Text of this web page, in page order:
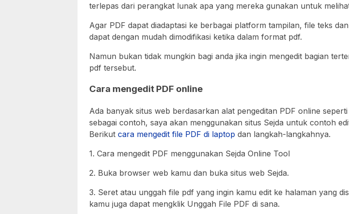
terlepas dari perangkat lunak apa yang mereka gunakan untuk
Agar PDF dapat diadaptasi ke berbagai platform tampilan, file teks
dapat dengan mudah dimodifikasi ketika dalam format pdf.
Namun bukan tidak mungkin bagi anda jika ingin mengedit bagian
pdf tersebut.
Cara mengedit PDF online
Ada banyak situs web berdasarkan alat pengeditan PDF online seperti
sebagai contoh, saya akan menggunakan situs Sejda untuk contoh
Berikut cara mengedit file PDF di laptop dan langkah-langkahnya.
1. Cara mengedit PDF menggunakan Sejda Online Tool
2. Buka browser web kamu dan buka situs web Sejda.
3. Seret atau unggah file pdf yang ingin kamu edit ke halaman yang
kamu juga dapat mengklik Unggah File PDF di sana.